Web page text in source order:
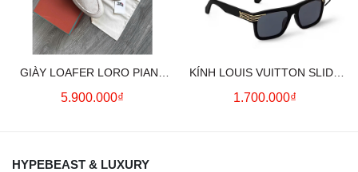
GIÀY LOAFER LORO PIANA
SUMMER CHARMS (CREAM)
5.900.000₫
KÍNH LOUIS VUITTON SLIDE
SQUARE SUNGLASSES
1.700.000₫
HYPEBEAST & LUXURY